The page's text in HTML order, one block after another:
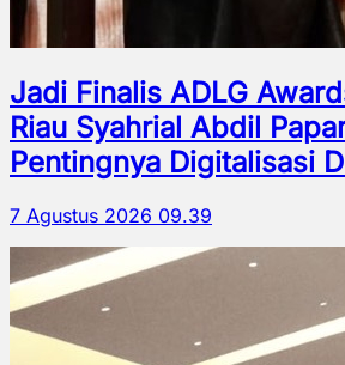
Jadi Finalis ADLG
Riau Syahrial Abdil
Pentingnya Digitalisasi
7 Agustus 2026 09.39